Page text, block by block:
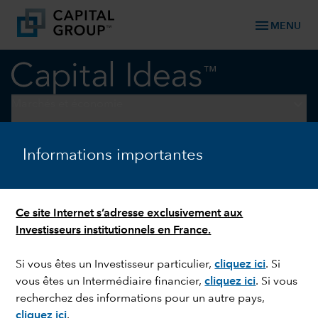
Informations importantes
Ce site Internet s’adresse exclusivement aux
Investisseurs institutionnels en France.
Si vous êtes un Investisseur particulier,cliquez ici. Si
vous êtes un Intermédiaire financier,cliquez ici. Si vous
recherchez des informations pour un autre pays,
cliquez ici.
menu MENU
RELATIONS INTERNATIONALES
La volatilité, une
opportunité ?